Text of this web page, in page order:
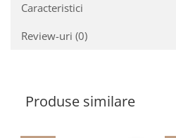
Caracteristici
Review-uri (0)
Produse similare